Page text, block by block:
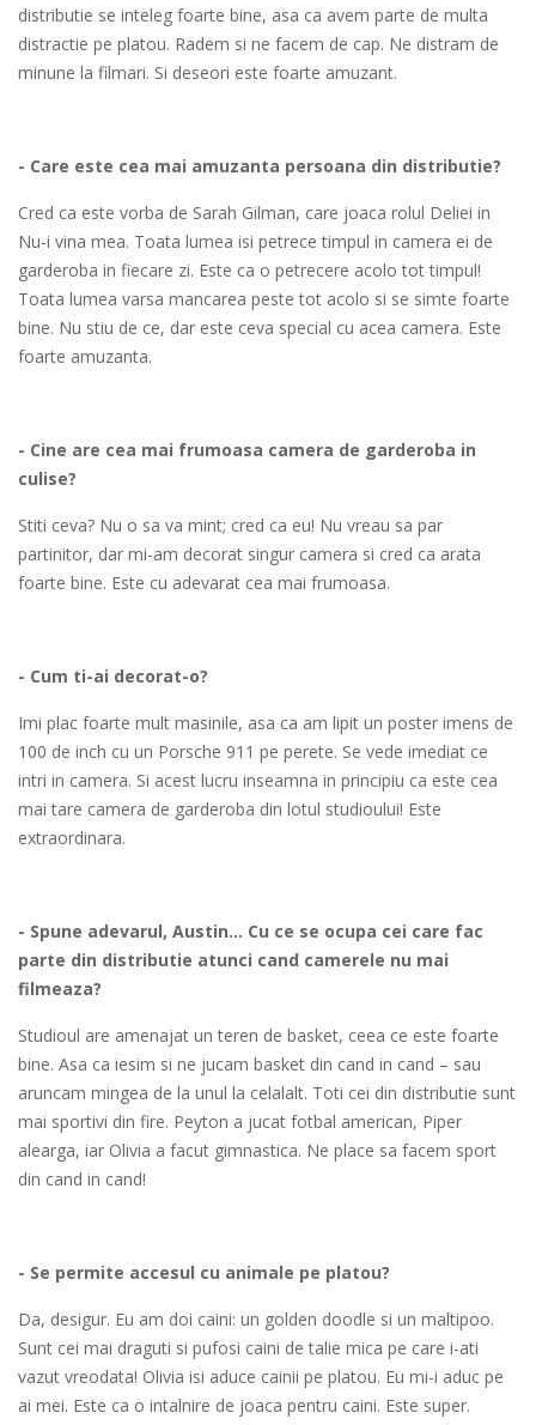
distributie se inteleg foarte bine, asa ca avem parte de multa
distractie pe platou. Radem si ne facem de cap. Ne distram de
minune la filmari. Si deseori este foarte amuzant.
- Care este cea mai amuzanta persoana din distributie?
Cred ca este vorba de Sarah Gilman, care joaca rolul Deliei in
Nu-i vina mea. Toata lumea isi petrece timpul in camera ei de
garderoba in fiecare zi. Este ca o petrecere acolo tot timpul!
Toata lumea varsa mancarea peste tot acolo si se simte foarte
bine. Nu stiu de ce, dar este ceva special cu acea camera. Este
foarte amuzanta.
- Cine are cea mai frumoasa camera de garderoba in
culise?
Stiti ceva? Nu o sa va mint; cred ca eu! Nu vreau sa par
partinitor, dar mi-am decorat singur camera si cred ca arata
foarte bine. Este cu adevarat cea mai frumoasa.
- Cum ti-ai decorat-o?
Imi plac foarte mult masinile, asa ca am lipit un poster imens de
100 de inch cu un Porsche 911 pe perete. Se vede imediat ce
intri in camera. Si acest lucru inseamna in principiu ca este cea
mai tare camera de garderoba din lotul studioului! Este
extraordinara.
- Spune adevarul, Austin... Cu ce se ocupa cei care fac
parte din distributie atunci cand camerele nu mai
filmeaza?
Studioul are amenajat un teren de basket, ceea ce este foarte
bine. Asa ca iesim si ne jucam basket din cand in cand – sau
aruncam mingea de la unul la celalalt. Toti cei din distributie sunt
mai sportivi din fire. Peyton a jucat fotbal american, Piper
alearga, iar Olivia a facut gimnastica. Ne place sa facem sport
din cand in cand!
- Se permite accesul cu animale pe platou?
Da, desigur. Eu am doi caini: un golden doodle si un maltipoo.
Sunt cei mai draguti si pufosi caini de talie mica pe care i-ati
vazut vreodata! Olivia isi aduce cainii pe platou. Eu mi-i aduc pe
ai mei. Este ca o intalnire de joaca pentru caini. Este super.